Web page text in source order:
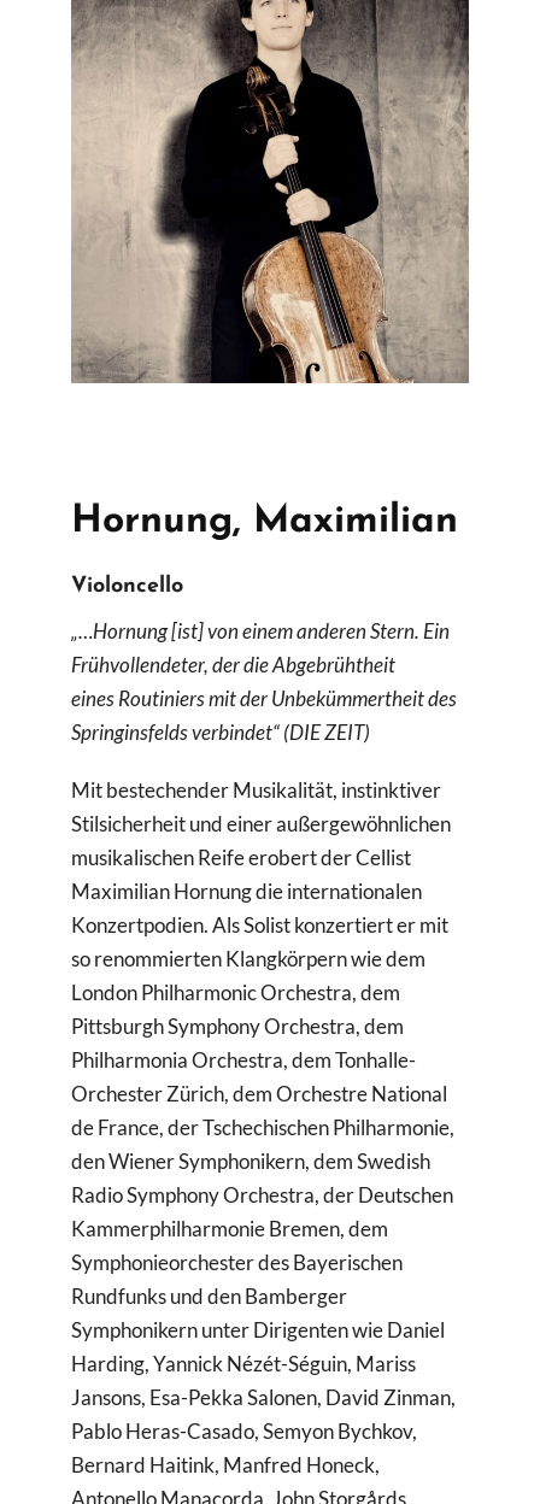
Suche
Hornung, Maximilian
Violoncello
„…Hornung [ist] von einem anderen Stern. Ein
Frühvollendeter, der die Abgebrühtheit
eines Routiniers mit der Unbekümmertheit des
Springinsfelds verbindet“ (DIE ZEIT)
Mit bestechender Musikalität, instinktiver
Stilsicherheit und einer außergewöhnlichen
musikalischen Reife erobert der Cellist
Maximilian Hornung die internationalen
Konzertpodien. Als Solist konzertiert er mit
so renommierten Klangkörpern wie dem
London Philharmonic Orchestra, dem
Pittsburgh Symphony Orchestra, dem
Philharmonia Orchestra, dem Tonhalle-
Orchester Zürich, dem Orchestre National
de France, der Tschechischen Philharmonie,
den Wiener Symphonikern, dem Swedish
Radio Symphony Orchestra, der Deutschen
Kammerphilharmonie Bremen, dem
Symphonieorchester des Bayerischen
Rundfunks und den Bamberger
Symphonikern unter Dirigenten wie Daniel
Harding, Yannick Nézét-Séguin, Mariss
Jansons, Esa-Pekka Salonen, David Zinman,
Pablo Heras-Casado, Semyon Bychkov,
Bernard Haitink, Manfred Honeck,
Antonello Manacorda, John Storgårds ,